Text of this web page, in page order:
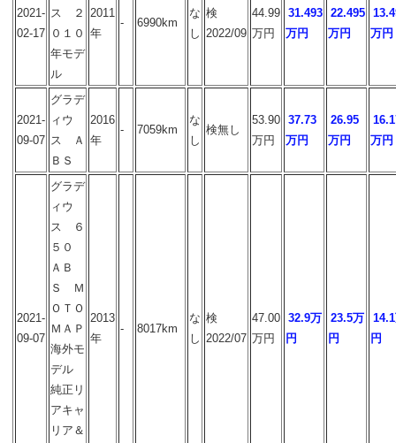
2021-
02-17
ス ２
０１０
年モデ
ル
2011
年
- 6990km
な
し
検
2022/09
44.99
万円
31.493
万円
22.495
万円
万円
2021-
09-07
グラデ
ィウ
ス Ａ
ＢＳ
2016
年
- 7059km
な
し
検無し
53.90
万円
37.73
万円
26.95
万円
万円
2021-
09-07
グラデ
ィウ
ス ６
５０
ＡＢ
Ｓ Ｍ
ＯＴＯ
ＭＡＰ
海外モ
デル
純正リ
アキャ
リア＆
2013
年
- 8017km
な
し
検
2022/07
47.00
万円
32.9万
円
23.5万
円
円